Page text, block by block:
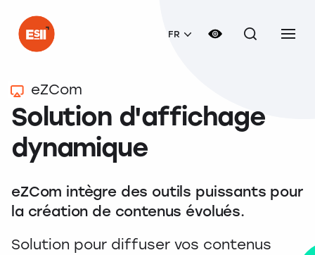
FR
eZCom
Solution d'affichage
dynamique
eZCom intègre des outils puissants pour
la création de contenus évolués.
Solution pour diffuser vos contenus